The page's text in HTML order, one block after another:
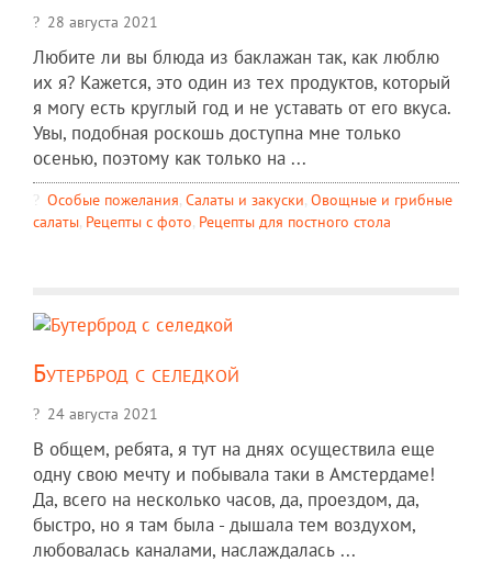
28 августа 2021
Любите ли вы блюда из баклажан так, как люблю
их я? Кажется, это один из тех продуктов, который
я могу есть круглый год и не уставать от его вкуса.
Увы, подобная роскошь доступна мне только
осенью, поэтому как только на ...
Особые пожелания, Салаты и закуски, Овощные и грибные
салаты, Рецепты c фото, Рецепты для постного стола
Бутерброд с селедкой
24 августа 2021
В общем, ребята, я тут на днях осуществила еще
одну свою мечту и побывала таки в Амстердаме!
Да, всего на несколько часов, да, проездом, да,
быстро, но я там была - дышала тем воздухом,
любовалась каналами, наслаждалась ...